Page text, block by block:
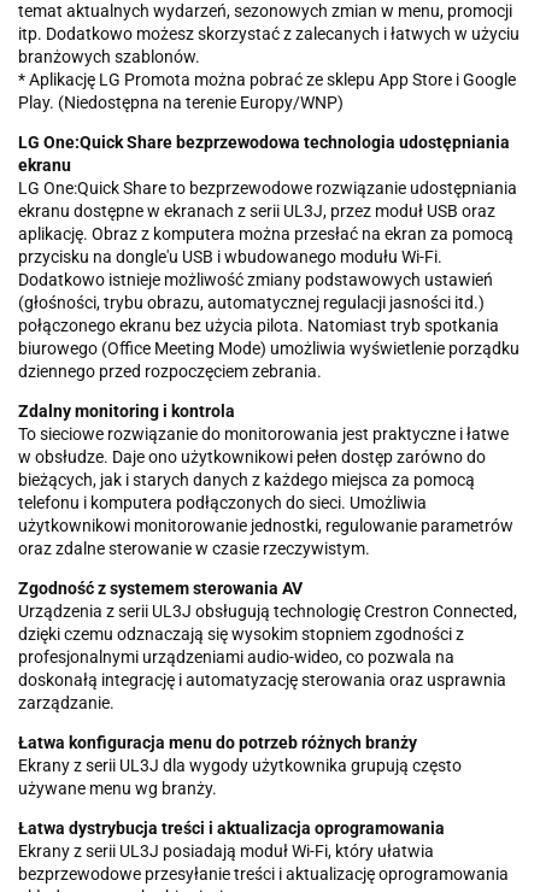
temat aktualnych wydarzeń, sezonowych zmian w menu, promocji
itp. Dodatkowo możesz skorzystać z zalecanych i łatwych w użyciu
branżowych szablonów.
* Aplikację LG Promota można pobrać ze sklepu App Store i Google
Play. (Niedostępna na terenie Europy/WNP)
LG One:Quick Share bezprzewodowa technologia udostępniania
ekranu
LG One:Quick Share to bezprzewodowe rozwiązanie udostępniania
ekranu dostępne w ekranach z serii UL3J, przez moduł USB oraz
aplikację. Obraz z komputera można przesłać na ekran za pomocą
przycisku na dongle'u USB i wbudowanego modułu Wi-Fi.
Dodatkowo istnieje możliwość zmiany podstawowych ustawień
(głośności, trybu obrazu, automatycznej regulacji jasności itd.)
połączonego ekranu bez użycia pilota. Natomiast tryb spotkania
biurowego (Office Meeting Mode) umożliwia wyświetlenie porządku
dziennego przed rozpoczęciem zebrania.
Zdalny monitoring i kontrola
To sieciowe rozwiązanie do monitorowania jest praktyczne i łatwe
w obsłudze. Daje ono użytkownikowi pełen dostęp zarówno do
bieżących, jak i starych danych z każdego miejsca za pomocą
telefonu i komputera podłączonych do sieci. Umożliwia
użytkownikowi monitorowanie jednostki, regulowanie parametrów
oraz zdalne sterowanie w czasie rzeczywistym.
Zgodność z systemem sterowania AV
Urządzenia z serii UL3J obsługują technologię Crestron Connected,
dzięki czemu odznaczają się wysokim stopniem zgodności z
profesjonalnymi urządzeniami audio-wideo, co pozwala na
doskonałą integrację i automatyzację sterowania oraz usprawnia
zarządzanie.
Łatwa konfiguracja menu do potrzeb różnych branży
Ekrany z serii UL3J dla wygody użytkownika grupują często
używane menu wg branży.
Łatwa dystrybucja treści i aktualizacja oprogramowania
Ekrany z serii UL3J posiadają moduł Wi-Fi, który ułatwia
bezprzewodowe przesyłanie treści i aktualizację oprogramowania